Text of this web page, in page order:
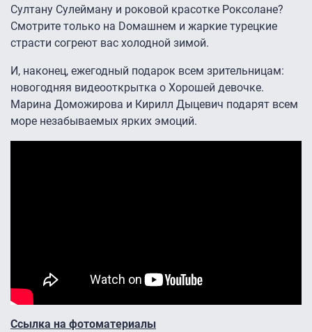
Султану Сулейману и роковой красотке Роксолане?
Смотрите только на Dомашнем и жаркие турецкие
страсти согреют вас холодной зимой.
И, наконец, ежегодный подарок всем зрительницам:
новогодняя видеооткрытка о Хорошей девочке.
Марина Доможирова и Кирилл Дыцевич подарят всем
море незабываемых ярких эмоций.
Ссылка на фотоматериалы